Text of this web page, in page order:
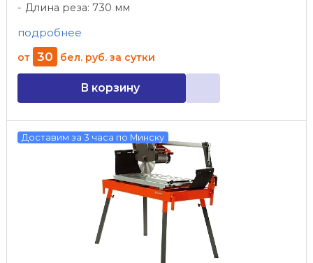
Длина реза: 730 мм
подробнее
от 30 бел. руб. за сутки
В корзину
Доставим за 3 часа по Минску